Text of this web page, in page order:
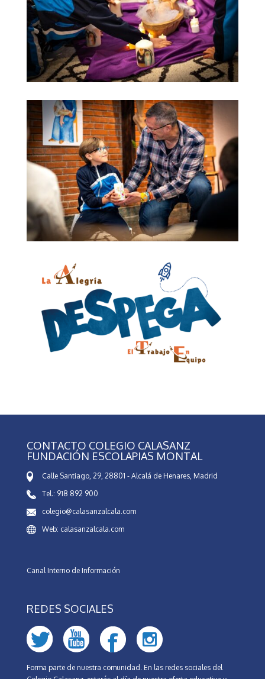
CONTACTO COLEGIO CALASANZ
FUNDACIÓN ESCOLAPIAS MONTAL
Calle Santiago, 29, 28801 - Alcalá de Henares, Madrid
Tel.: 918 892 900
colegio@calasanzalcala.com
Web: calasanzalcala.com
Canal Interno de Información
REDES SOCIALES
Forma parte de nuestra comunidad. En las redes sociales del